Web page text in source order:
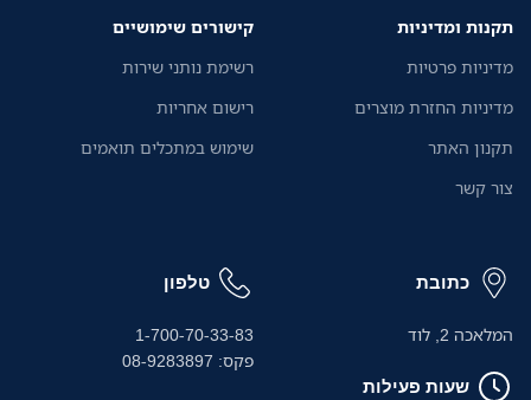
נייר יעיל.
במיוחד למשרד ביתי או משרד
אוטומטי ל-20 דפים ומגש הזנה
ידני הופכים את העבודה לחלקה
תקנות ומדיניות
מדיניות פרטיות
מדיניות החזרת מוצרים
תקנון האתר
צור קשר
קישורים שימושיים
רשימת נותני שירות
רישום אחריות
שימוש במתכלים תואמים
כתובת
המלאכה 2, לוד
שעות פעילות
טלפון
1-700-70-33-83
פקס: 08-9283897